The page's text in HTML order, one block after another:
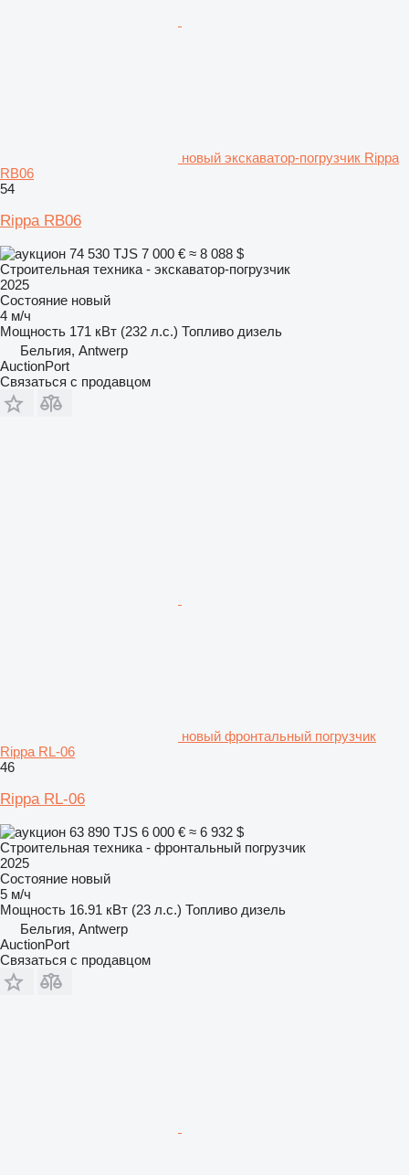
новый экскаватор-погрузчик Rippa
RB06
54
Rippa RB06
74 530 TJS 7 000 € ≈ 8 088 $
Строительная техника - экскаватор-погрузчик
2025
Состояние новый
4 м/ч
Мощность 171 кВт (232 л.с.) Топливо дизель
Бельгия, Antwerp
AuctionPort
Связаться с продавцом
новый фронтальный погрузчик
Rippa RL-06
46
Rippa RL-06
63 890 TJS 6 000 € ≈ 6 932 $
Строительная техника - фронтальный погрузчик
2025
Состояние новый
5 м/ч
Мощность 16.91 кВт (23 л.с.) Топливо дизель
Бельгия, Antwerp
AuctionPort
Связаться с продавцом